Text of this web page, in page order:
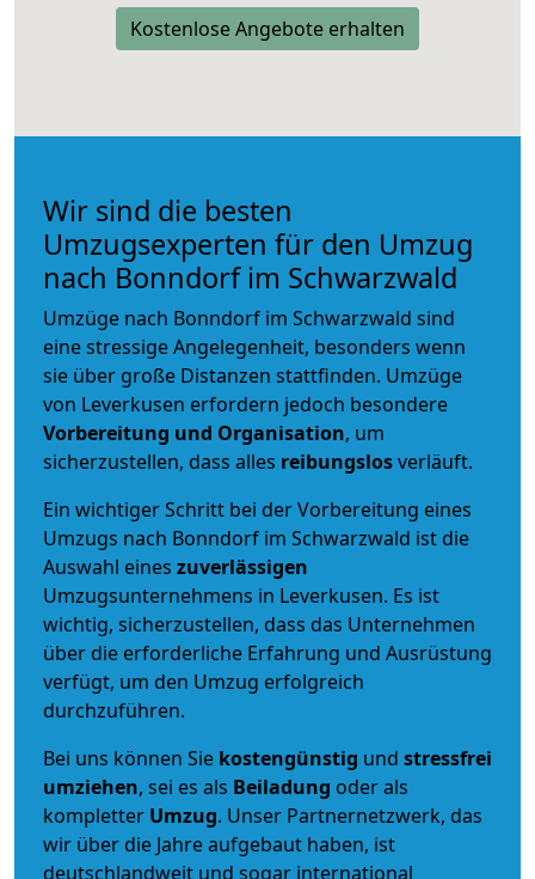
Kostenlose Angebote erhalten
Wir sind die besten
Umzugsexperten für den Umzug
nach Bonndorf im Schwarzwald
Umzüge nach Bonndorf im Schwarzwald sind
eine stressige Angelegenheit, besonders wenn
sie über große Distanzen stattfinden. Umzüge
von Leverkusen erfordern jedoch besondere
Vorbereitung und Organisation, um
sicherzustellen, dass alles reibungslosverläuft.
Ein wichtiger Schritt bei der Vorbereitung eines
Umzugs nach Bonndorf im Schwarzwald ist die
Auswahl eines zuverlässigen
Umzugsunternehmens in Leverkusen. Es ist
wichtig, sicherzustellen, dass das Unternehmen
über die erforderliche Erfahrung und Ausrüstung
verfügt, um den Umzug erfolgreich
durchzuführen.
Bei uns können Sie kostengünstig und stressfrei
umziehen, sei es als Beiladung oder als
kompletter Umzug. Unser Partnernetzwerk, das
wir über die Jahre aufgebaut haben, ist
deutschlandweit und sogar international